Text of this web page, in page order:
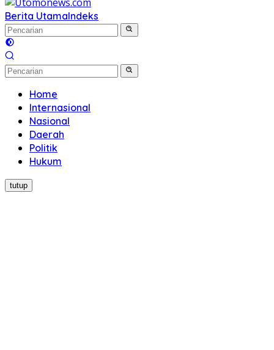
Berita UtamaIndeks
Home
Internasional
Nasional
Daerah
Politik
Hukum
tutup